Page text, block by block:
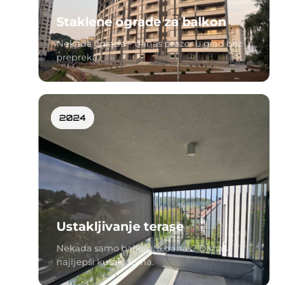
Staklene ograde za balkon
Nekada ograda – danas prozor u grad bez
prepreka.
2024
Ustakljivanje terase
Nekada samo balkon, a danas? Danas
najljepši kutak doma.